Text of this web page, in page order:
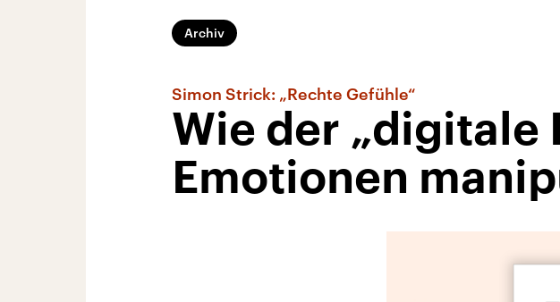
Archiv
Simon Strick: „Rechte Gefühle“
Wie der „digitale
Emotionen